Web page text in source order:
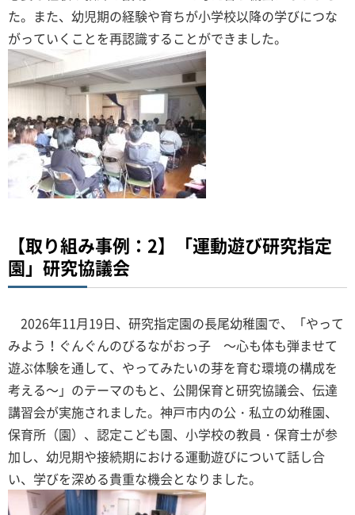
た。また、幼児期の経験や育ちが小学校以降の学びにつな
がっていくことを再認識することができました。
【取り組み事例：2】「運動遊び研究指定
園」研究協議会
2026年11月19日、研究指定園の長尾幼稚園で、「やって
みよう！ぐんぐんのびるながおっ子 ～心も体も弾ませて
遊ぶ体験を通して、やってみたいの芽を育む環境の構成を
考える～」のテーマのもと、公開保育と研究協議会、伝達
講習会が実施されました。神戸市内の公・私立の幼稚園、
保育所（園）、認定こども園、小学校の教員・保育士が参
加し、幼児期や接続期における運動遊びについて話し合
い、学びを深める貴重な機会となりました。